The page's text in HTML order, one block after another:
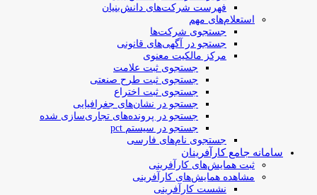
فهرست شرکت‌های دانش‌بنیان
استعلام‌های مهم
جستجوی شرکت‌ها
جستجو در آگهی‌های قانونی
مرکز مالکیت معنوی
جستجوی ثبت علامت
جستجوی ثبت طرح صنعتی
جستجوی ثبت اختراع
جستجو در نشان‌های جغرافیایی
جستجو در پرونده‌های تجاری‌سازی شده
جستجو در سیستم pct
جستجوی نام‌های فارسی
سامانه جامع کارآفرینان
ثبت همایش‌های کارآفرینی
مشاهده همایش‌های کارآفرینی
نشست کارآفرینی